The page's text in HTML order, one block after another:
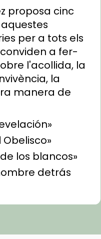
proposa cinc
per a tots els
a fer-
l'acollida, la
la
manera de
Obelisco»
los blancos»
detrás
prepara una